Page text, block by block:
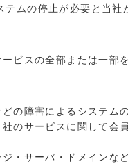
テムの停止が必要と当社
ビスの全部または一部
の障害によるシステム
のサービスに関して会
・サーバ・ドメインな